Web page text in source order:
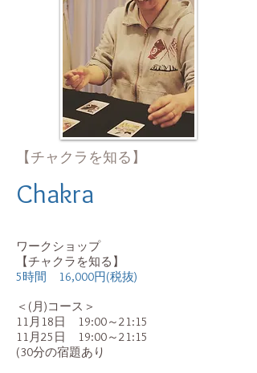
【チャクラを知る】
Chakra
ワークショップ
【チャクラを知る】
5時間 16,000円(税抜)
＜(月)コース＞
11月18日 19:00～21:15
11月25日 19:00～21:15
(30分の宿題あり